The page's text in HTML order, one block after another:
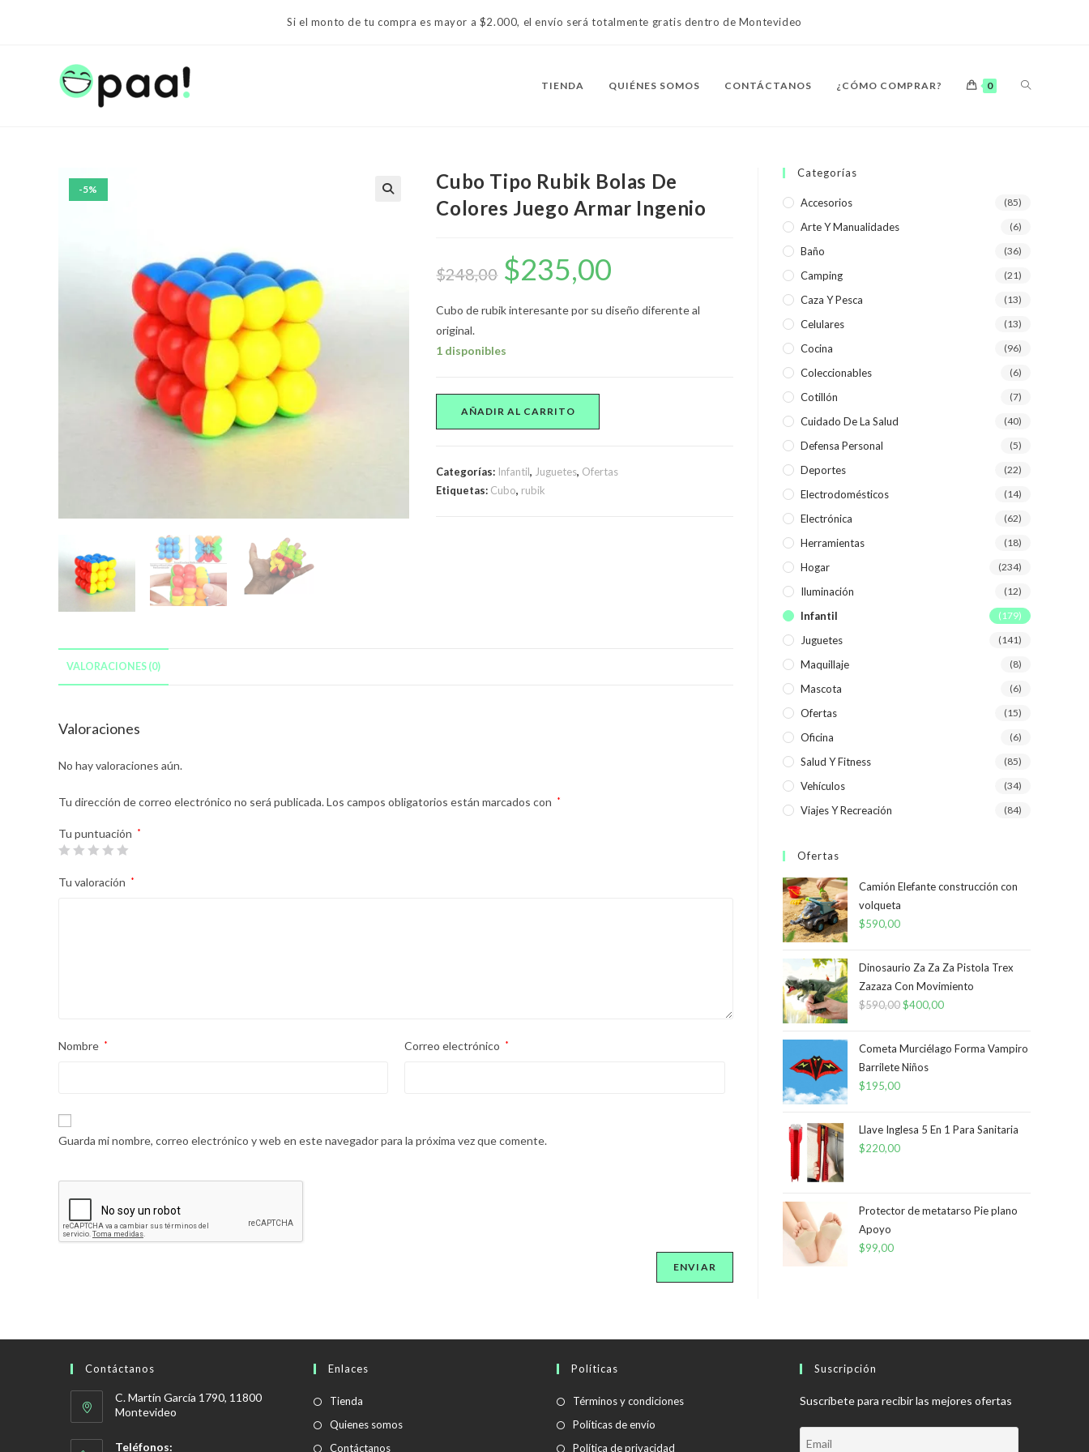
Si el monto de tu compra es mayor a $2.000, el envío será totalmente gratis dentro de Montevideo
TIENDA QUIÉNES SOMOS CONTÁCTANOS ¿CÓMO COMPRAR? 0 ALTERNAR
DE
LA
-5%
Cubo Tipo Rubik Bolas De
Colores Juego Armar Ingenio
$248,00
El
precio
original
$248,00.
$235,00
$235,00.
Cubo de rubik interesante por su diseño diferente al
original.
1 disponibles
De
AÑADIR AL CARRITO
Categorías: Infantil, Juguetes, Ofertas
Etiquetas: Cubo, rubik
VALORACIONES (0)
Valoraciones
No hay valoraciones aún.
Tu dirección de correo electrónico no será publicada.Los campos obligatorios están marcados con *
Tu puntuación *
Tu valoración *
Nombre * Correo electrónico *
Guarda mi nombre, correo electrónico y web en este navegador para la próxima vez que comente.
Categorías
Accesorios (85)
Arte Y Manualidades (6)
Baño (36)
Camping (21)
Caza Y Pesca (13)
Celulares (13)
Cocina (96)
Coleccionables (6)
Cotillón (7)
Cuidado De La Salud (40)
Defensa Personal (5)
Deportes (22)
Electrodomésticos (14)
Electrónica (62)
Herramientas (18)
Hogar (234)
Iluminación (12)
Infantil (179)
Juguetes (141)
Maquillaje (8)
Mascota (6)
Ofertas (15)
Oficina (6)
Salud Y Fitness (85)
Vehículos (34)
Viajes Y Recreación (84)
Ofertas
Camión Elefante construcción con
volqueta
$590,00
Dinosaurio Za Za Za Pistola Trex
Zazaza Con Movimiento
$590,00El
original
era:
$400,00El
actual
Cometa Murciélago Forma Vampiro
Barrilete Niños
$195,00
Llave Inglesa 5 En 1 Para Sanitaria
$220,00
Protector de metatarso Pie plano
Apoyo
$99,00
Contáctanos
C. Martín García 1790, 11800
Montevideo
Teléfonos:
Enlaces
Tienda
Quienes somos
Contáctanos
Políticas
Términos y condicionesSe
Políticas de envío
abre
Política de privacidad
Suscripción
Suscríbete para recibir las mejores ofertas